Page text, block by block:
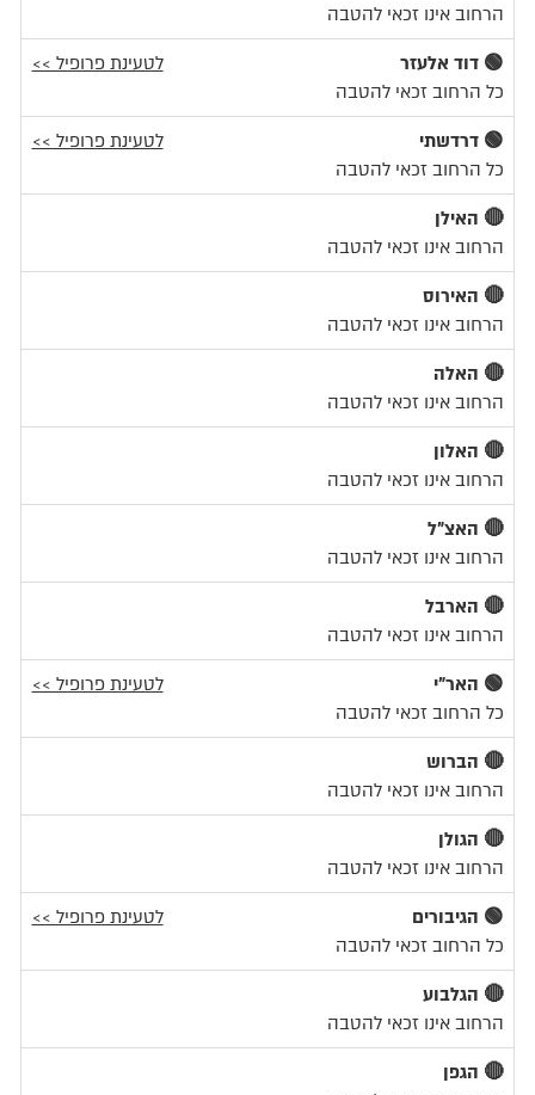
הרחוב אינו זכאי להטבה
🟢 דוד אלעזר
לטעינת פרופיל >>
כל הרחוב זכאי להטבה
🟢 דרדשתי
לטעינת פרופיל >>
כל הרחוב זכאי להטבה
🔴 האילן
הרחוב אינו זכאי להטבה
🔴 האירוס
הרחוב אינו זכאי להטבה
🔴 האלה
הרחוב אינו זכאי להטבה
🔴 האלון
הרחוב אינו זכאי להטבה
🔴 האצ"ל
הרחוב אינו זכאי להטבה
🔴 הארבל
הרחוב אינו זכאי להטבה
🟢 האר"י
לטעינת פרופיל >>
כל הרחוב זכאי להטבה
🔴 הברוש
הרחוב אינו זכאי להטבה
🔴 הגולן
הרחוב אינו זכאי להטבה
🟢 הגיבורים
לטעינת פרופיל >>
כל הרחוב זכאי להטבה
🔴 הגלבוע
הרחוב אינו זכאי להטבה
🔴 הגפן